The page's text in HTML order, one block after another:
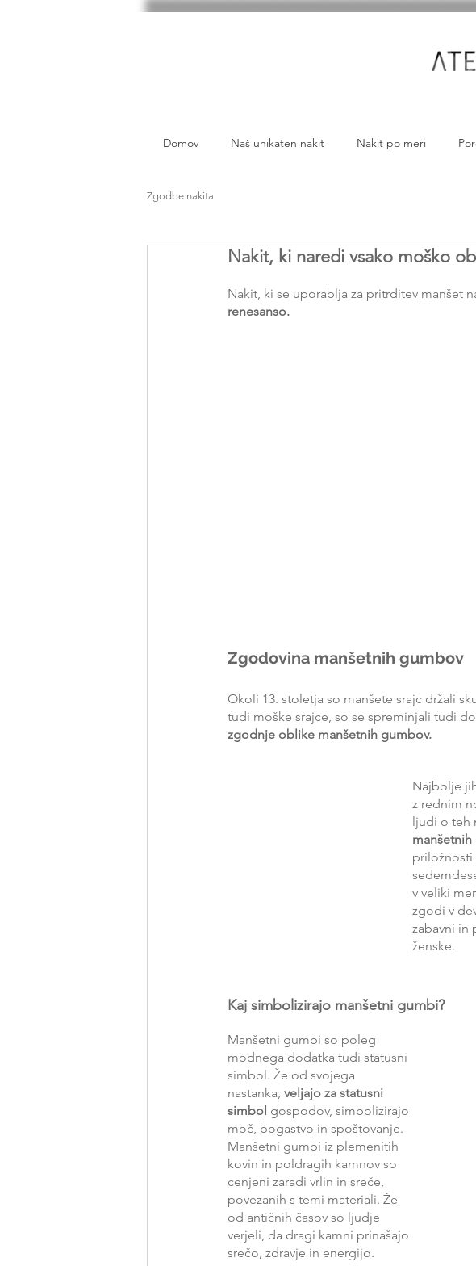
Domov Naš unikaten nakit Nakit po meri
Zgodbe nakita
Nakit, ki naredi vsako moško
Nakit, ki se uporablja za pritrditev manšet
renesanso.
Zgodovina manšetnih gumbov
Okoli 13. stoletja so manšete srajc držali
tudi moške srajce, so se spreminjali tudi
zgodnje oblike manšetnih gumbov.
Najbolje
z rednim
ljudi o teh
v veliki
zgodi v
zabavni in
ženske.
Kaj simbolizirajo manšetni gumbi?
Manšetni gumbi so poleg
modnega dodatka tudi statusni
simbol. Že od svojega
nastanka, veljajo za statusni
simbol gospodov, simbolizirajo
moč, bogastvo in spoštovanje.
Manšetni gumbi iz plemenitih
kovin in poldragih kamnov so
cenjeni zaradi vrlin in sreče,
povezanih s temi materiali. Že
od antičnih časov so ljudje
verjeli, da dragi kamni prinašajo
srečo, zdravje in energijo.